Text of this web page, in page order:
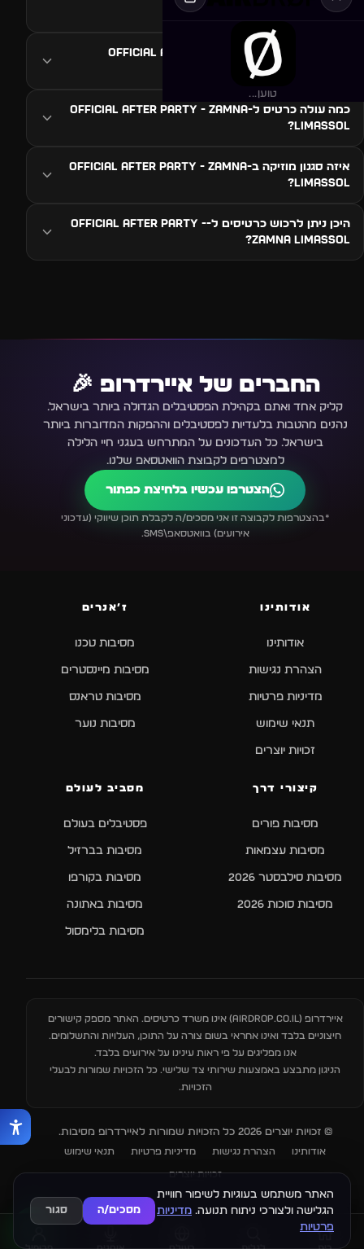
טוען...
ב-קפריסין.
מתי מתקיים OFFICIAL AFTER PARTY - zamna
כמה עולה כרטיס ל-OFFICIAL AFTER PARTY - zamna
limassol?
איזה סגנון מוזיקה ב-OFFICIAL AFTER PARTY - zamna
limassol?
היכן ניתן לרכוש כרטיסים ל-OFFICIAL AFTER PARTY -
zamna limassol?
החברים של איירדרופ 🎉
קליק אחד ואתם בקהילת הפסטיבלים הגדולה ביותר בישראל.
נהנים מהטבות בלעדיות לפסטיבלים וההפקות המדוברות ביותר
בישראל. כל העדכונים על המתרחש בעגני חיי הלילה
למצטרפים לקבוצת הוואטסאפ שלנו.
הצטרפו עכשיו בלחיצת כפתור
*בהצטרפות לקבוצה זו אני מסכים/ה לקבלת תוכן שיווקי (עדכוני
אירועים) בוואטסאפ\SMS.
אודותינו
אודותינו
הצהרת נגישות
מדיניות פרטיות
תנאי שימוש
זכויות יוצרים
ז׳אנרים
מסיבות טכנו
מסיבות מיינסטרים
מסיבות טראנס
מסיבות נוער
קיצורי דרך
מסיבות פורים
מסיבות עצמאות
מסיבות סילבסטר 2026
מסיבות סוכות 2026
מסביב לעולם
פסטיבלים בעולם
מסיבות בברזיל
מסיבות בקורפו
מסיבות באתונה
מסיבות בלימסול
איירדרופ (AIRDROP.CO.IL) אינו משרד כרטיסים. האתר מספק קישורים
חיצוניים בלבד ואינו אחראי בשום צורה על התוכן, העלויות והתשלומים.
אנו מפליגים על פי ראות עינינו על אירועים בלבד.
הניגון מתבצע באמצעות שירותי צד שלישי. כל הזכויות שמורות לבעלי
הזכויות.
© זכויות יוצרים 2026 כל הזכויות שמורות לאיירדרופ מסיבות.
אודותינו הצהרת נגישות מדיניות פרטיות תנאי שימוש
זכויות יוצרים
האתר משתמש בעוגיות לשיפור חוויית
הגלישה ולצורכי ניתוח תנועה. מדיניות
פרטיות
מסכים/ה סגור